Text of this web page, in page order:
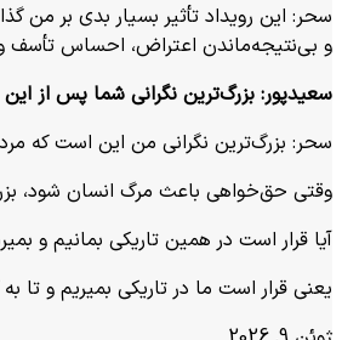
سحر: این رویداد تأثیر بسیار بدی بر
و بی‌نتیجه‌ماندن اعتراض، احساس تأسف
سعیدپور: بزرگ‌ترین نگرانی شما پس از
سحر: بزرگ‌ترین نگرانی من این است که
وقتی حق‌خواهی باعث مرگ انسان شود،
آیا قرار است در همین تاریکی بمانیم و
یعنی قرار است ما در تاریکی بمیریم و